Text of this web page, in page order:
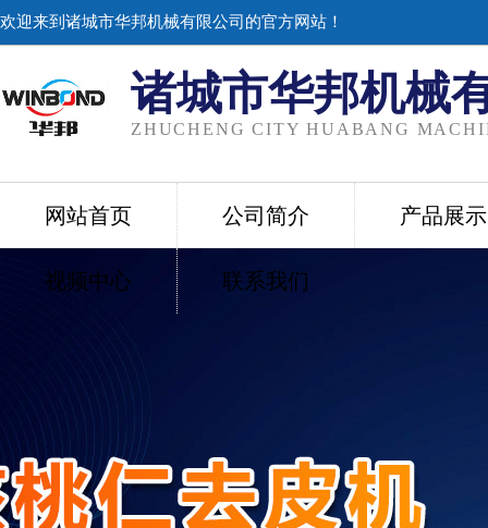
欢迎来到诸城市华邦机械有限公司的官方网站！
诸城市华邦机械
ZHUCHENG CITY HUABANG
网站首页 公司简介 产品展示
视频中心 联系我们